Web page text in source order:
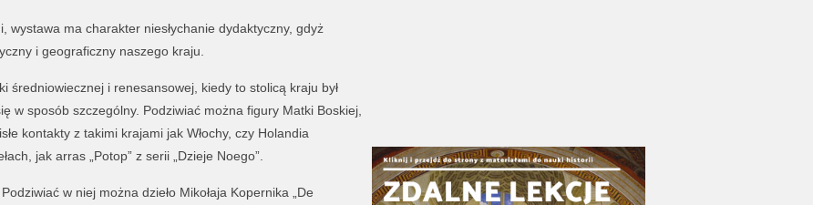
wystawa ma charakter niesłychanie dydaktyczny, gdyż
i geograficzny naszego kraju.
średniowiecznej i renesansowej, kiedy to stolicą kraju był
w sposób szczególny. Podziwiać można figury Matki Boskiej,
kontakty z takimi krajami jak Włochy, czy Holandia
jak arras „Potop” z serii „Dzieje Noego”.
w niej można dzieło Mikołaja Kopernika „De